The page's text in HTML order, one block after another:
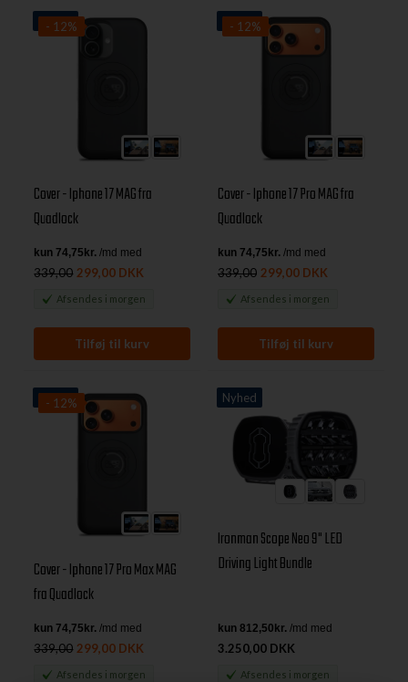
Nyhed
- 12%
Cover - Iphone 17 MAG fra
Quadlock
339,00 299,00 DKK
Afsendes i morgen
Nyhed
- 12%
Cover - Iphone 17 Pro MAG fra
Quadlock
339,00 299,00 DKK
Afsendes i morgen
Nyhed
- 12%
Cover - Iphone 17 Pro Max MAG
fra Quadlock
339,00 299,00 DKK
Afsendes i morgen
Nyhed
Ironman Scope Neo 9" LED
Driving Light Bundle
3.250,00 DKK
Afsendes i morgen